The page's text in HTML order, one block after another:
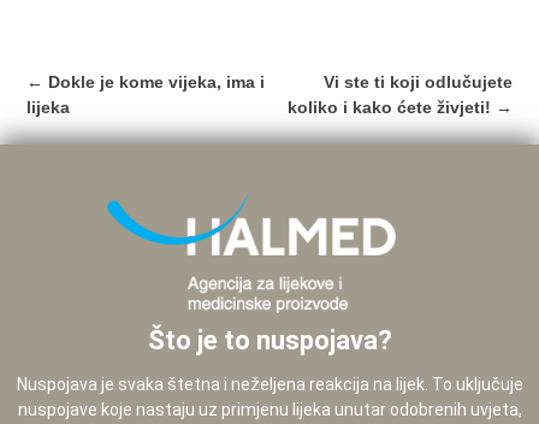
Post
navigation
← Dokle je kome vijeka, ima i
lijeka
Vi ste ti koji odlučujete
koliko i kako ćete živjeti! →
Što je to nuspojava?
Nuspojava je svaka štetna i neželjena reakcija na lijek. To uključuje
nuspojave koje nastaju uz primjenu lijeka unutar odobrenih uvjeta,